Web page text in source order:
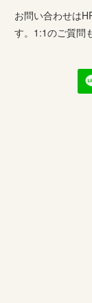
お問い合わせは
す。1:1のご質問